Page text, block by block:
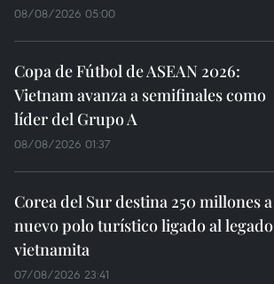
08/08/2026 05:00
Copa de Fútbol de ASEAN 2026:
Vietnam avanza a semifinales como
líder del Grupo A
08/08/2026 01:37
Corea del Sur destina 250 millones a
nuevo polo turístico ligado al legado
vietnamita
07/08/2026 23:41